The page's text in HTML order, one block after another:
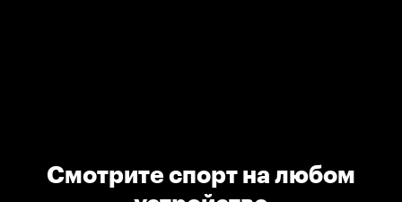
Смотрите спорт на любом